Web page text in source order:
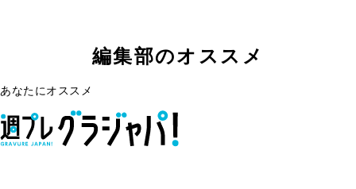
編集部のオススメ
あなたにオススメ